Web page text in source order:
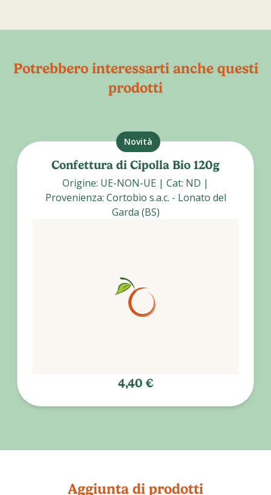
Potrebbero interessarti anche questi
prodotti
Confettura di Cipolla Bio 120g
Origine: UE-NON-UE | Cat: ND |
Provenienza: Cortobio s.a.c. - Lonato del
Garda (BS)
4,40 €
Novità
Aggiunta di prodotti